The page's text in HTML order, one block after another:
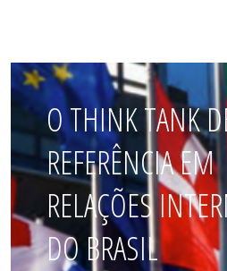
O THINK TANK
REFERÊNCIA EM
RELAÇÕES
DO BRASIL